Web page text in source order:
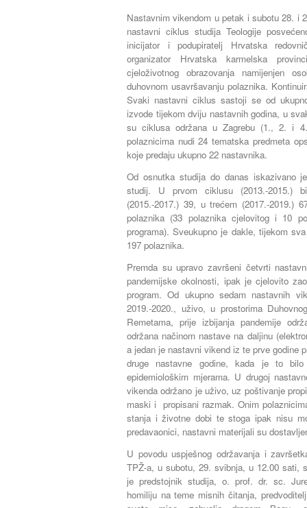
Nastavnim vikendom u petak i subotu 28. i
nastavni ciklus studija Teologije
inicijator i podupiratelj Hrvatska
organizator Hrvatska karmelska
cjeloživotnog obrazovanja namijenjen
duhovnom usavršavanju polaznika.
Svaki nastavni ciklus sastoji se od
izvode tijekom dviju nastavnih godina, u
su ciklusa održana u Zagrebu (1., 2. i
polaznicima nudi 24 tematska predmeta
koje predaju ukupno 22 nastavnika.
Od osnutka studija do danas iskazivano
studij. U prvom ciklusu (2013.-2015.)
(2015.-2017.) 39, u trećem (2017.-2019.)
polaznika (33 polaznika cjelovitog i 10
programa). Sveukupno je dakle, tijekom
197 polaznika.
Premda su upravo završeni četvrti
pandemijske okolnosti, ipak je cjelovito
program. Od ukupno sedam nastavnih
2019.-2020., uživo, u prostorima
Remetama, prije izbijanja pandemije
održana načinom nastave na daljinu
a jedan je nastavni vikend iz te prve godine
druge nastavne godine, kada je to
epidemiološkim mjerama. U drugoj
vikenda održano je uživo, uz poštivanje
maski i propisani razmak. Onim
stanja i životne dobi te stoga ipak nisu
predavaonici, nastavni materijali su
U povodu uspješnog održavanja i
TPŽ-a, u subotu, 29. svibnja, u 12.00 sati,
je predstojnik studija, o. prof. dr. sc.
homiliju na teme misnih čitanja,